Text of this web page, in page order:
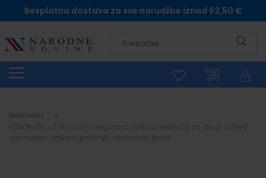
Besplatna dostava za sve narudžbe iznad 62,50 €
Naslovna